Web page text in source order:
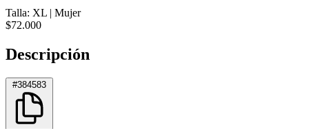
Talla: XL | Mujer
$72.000
Descripción
#384583